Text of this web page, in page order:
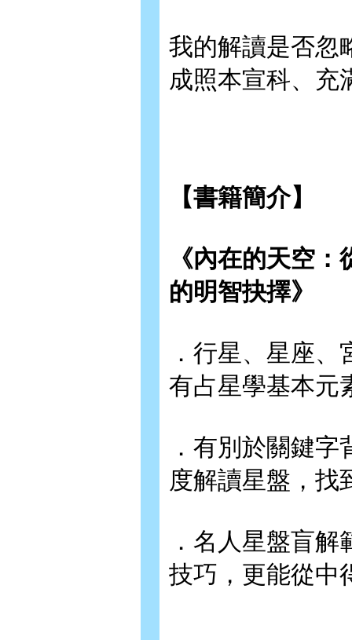
我的解讀是否忽
成照本宣科、充
【書籍簡介】
《內在的天空
的明智抉擇》
．行星、星座
有占星學基本元
．有別於關鍵
度解讀星盤，找
．名人星盤盲
技巧，更能從中